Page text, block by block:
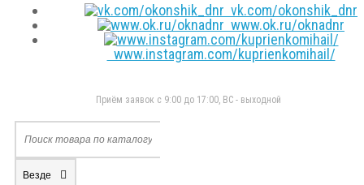
vk.com/okonshik_dnr
www.ok.ru/oknadnr
www.instagram.com/kuprienkomihail/
Приём заявок с 9:00 до 17:00, ВС - выходной
Везде